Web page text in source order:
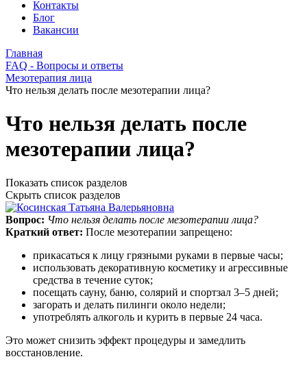
Контакты
Блог
Вакансии
Главная
FAQ - Вопросы и ответы
Мезотерапия лица
Что нельзя делать после мезотерапии лица?
Что нельзя делать после
мезотерапии лица?
Показать список разделов
Скрыть список разделов
Вопрос: Что нельзя делать после мезотерапии лица?
Краткий ответ: После мезотерапии запрещено:
прикасаться к лицу грязными руками в первые часы;
использовать декоративную косметику и агрессивные
средства в течение суток;
посещать сауну, баню, солярий и спортзал 3–5 дней;
загорать и делать пилинги около недели;
употреблять алкоголь и курить в первые 24 часа.
Это может снизить эффект процедуры и замедлить
восстановление.